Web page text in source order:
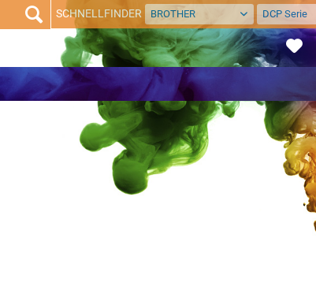
SCHNELLFINDER BROTHER DCP Serie